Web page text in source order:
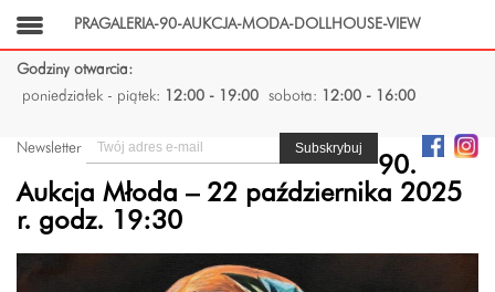
Godziny otwarcia:
poniedziałek - piątek:
12:00 - 19:00 sobota: 12:00 - 16:00
Newsletter
90.
Aukcja Młoda – 22 października 2025
r. godz. 19:30
PRAGALERIA-90-AUKCJA-MODA-DOLLHOUSE-VIEW